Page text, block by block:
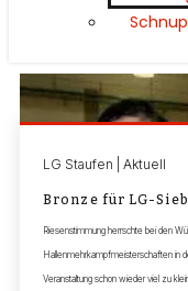
LG Staufen | Aktuell
Bronze für LG-
Riesenstimmung herrschte bei den
Hallenmehrkampfmeisterschaften in
Veranstaltung schon wieder viel zu